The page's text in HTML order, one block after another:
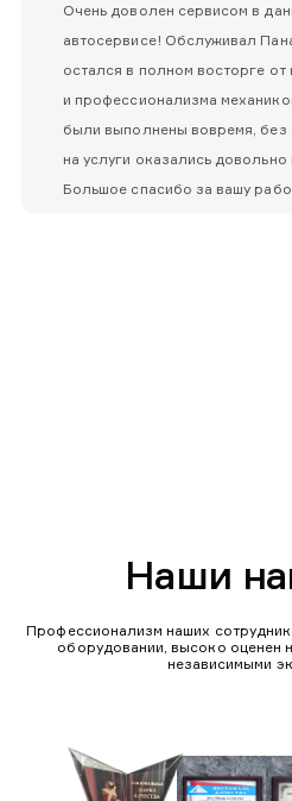
Очень доволен сервисом в
автосервисе! Обслуживал
остался в полном восторге от
и профессионализма
были выполнены вовремя, без
на услуги оказались
Большое спасибо за вашу
Наши
Профессионализм наших
оборудовании, высоко оценен
независимыми